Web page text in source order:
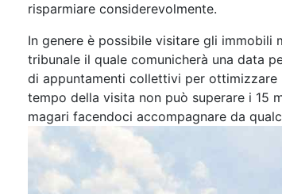
risparmiare considerevolmente.
In genere è possibile visitare gli immobili
tribunale il quale comunicherà una data
di appuntamenti collettivi per ottimizzare
tempo della visita non può superare i 15
magari facendoci accompagnare da